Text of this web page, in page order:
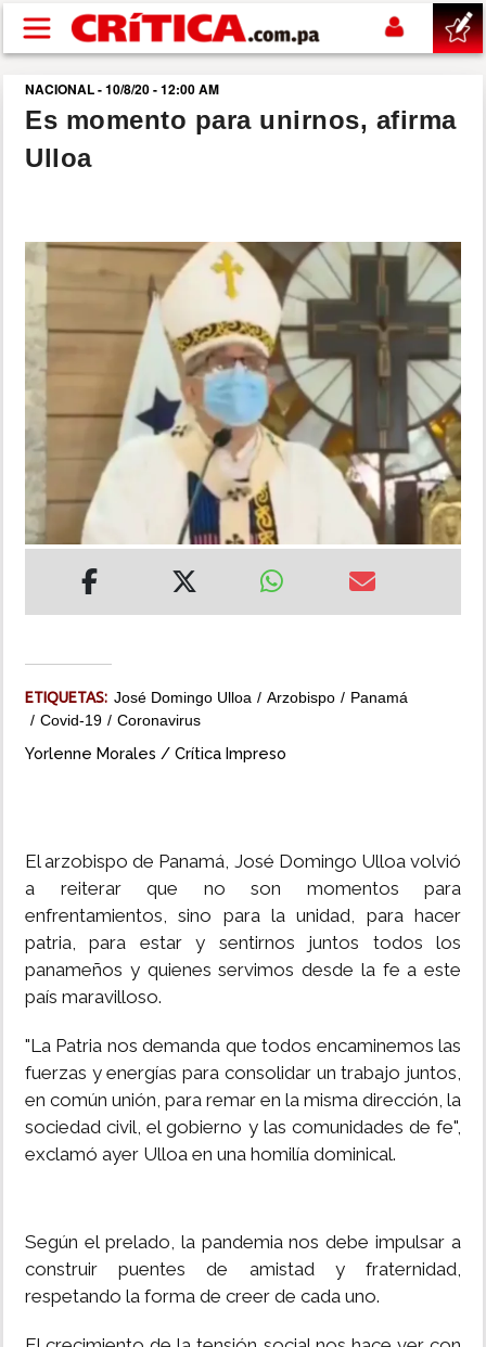
Pasar al contenido principal
buscar
SUCESOS
POLÍTICA
SHOW
DEPORTES
MUNDO
INSÓLITAS
MULTIMEDIA
NACIONAL - 10/8/20 - 12:00 AM
Es momento para unirnos, afirma
Ulloa
ETIQUETAS: José Domingo Ulloa Arzobispo
Panamá
Covid-19
Coronavirus
Yorlenne Morales / Crítica Impreso
El arzobispo de Panamá, José Domingo Ulloa volvió
a reiterar que no son momentos para
enfrentamientos, sino para la unidad, para hacer
patria, para estar y sentirnos juntos todos los
panameños y quienes servimos desde la fe a este
país maravilloso.
"La Patria nos demanda que todos encaminemos las
fuerzas y energías para consolidar un trabajo juntos,
en común unión, para remar en la misma dirección, la
sociedad civil, el gobierno y las comunidades de fe",
exclamó ayer Ulloa en una homilía dominical.
Según el prelado, la pandemia nos debe impulsar a
construir puentes de amistad y fraternidad,
respetando la forma de creer de cada uno.